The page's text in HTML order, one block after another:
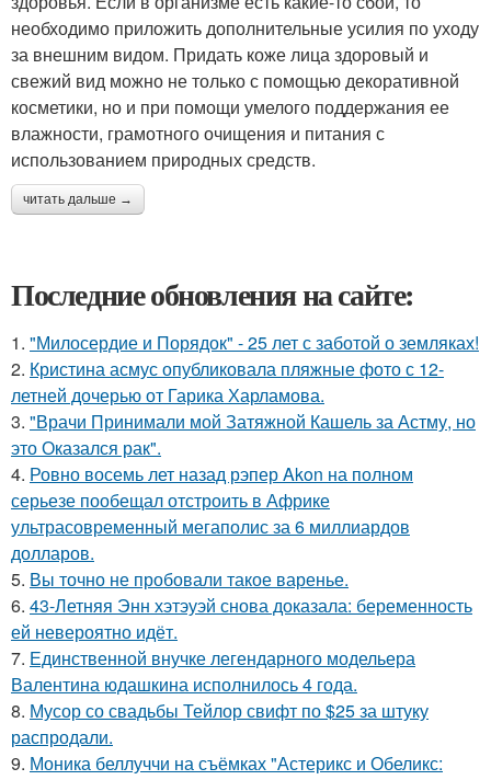
необходимо приложить дополнительные усилия по уходу
за внешним видом. Придать коже лица здоровый и
свежий вид можно не только с помощью декоративной
косметики, но и при помощи умелого поддержания ее
влажности, грамотного очищения и питания с
использованием природных средств.
читать дальше →
Последние обновления на сайте:
1. "Милосердие и Порядок" - 25 лет с заботой о земляках!
2. Кристина асмус опубликовала пляжные фото с 12-
летней дочерью от Гарика Харламова.
3. "Врачи Принимали мой Затяжной Кашель за Астму, но
это Оказался рак".
4. Ровно восемь лет назад рэпер Akon на полном
серьезе пообещал отстроить в Африке
ультрасовременный мегаполис за 6 миллиардов
долларов.
5. Вы точно не пробовали такое варенье.
6. 43-Летняя Энн хэтэуэй снова доказала: беременность
ей невероятно идёт.
7. Единственной внучке легендарного модельера
Валентина юдашкина исполнилось 4 года.
8. Мусор со свадьбы Тейлор свифт по $25 за штуку
распродали.
9. Моника беллуччи на съёмках "Астерикс и Обеликс: